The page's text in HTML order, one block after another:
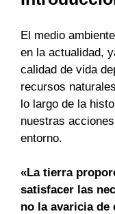
El medio
en la actualidad,
calidad de vida
recursos
lo largo de la
nuestras
entorno.
«La tierra
satisfacer las
no la avaricia de